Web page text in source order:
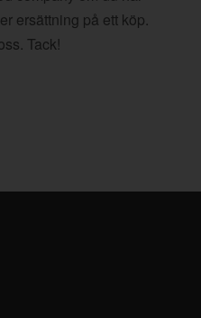
ersättning på ett köp.
Tack!